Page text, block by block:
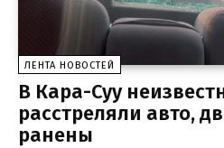
ЛЕНТА НОВОСТЕЙ
В Кара-Суу
расстреляли авто,
ранены